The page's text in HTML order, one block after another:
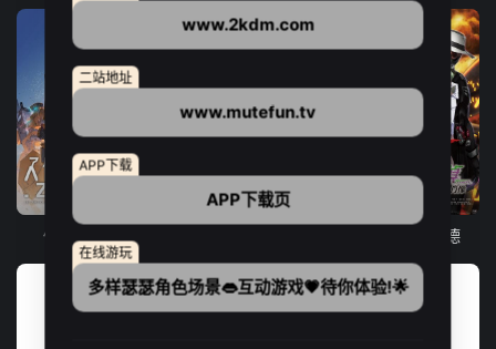
假面骑士加布
7集全
假面骑士歌查德
www.2kdm.com
二站地址
www.mutefun.tv
APP下载
APP下载页
在线游玩
多样瑟瑟角色场景👄互动游戏💗待你体验!🌟